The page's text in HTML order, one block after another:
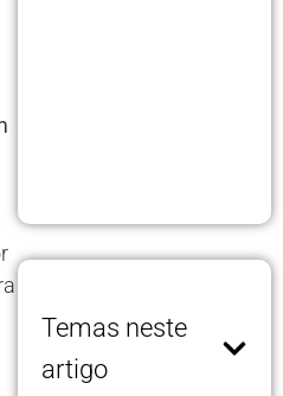
Temas neste
artigo